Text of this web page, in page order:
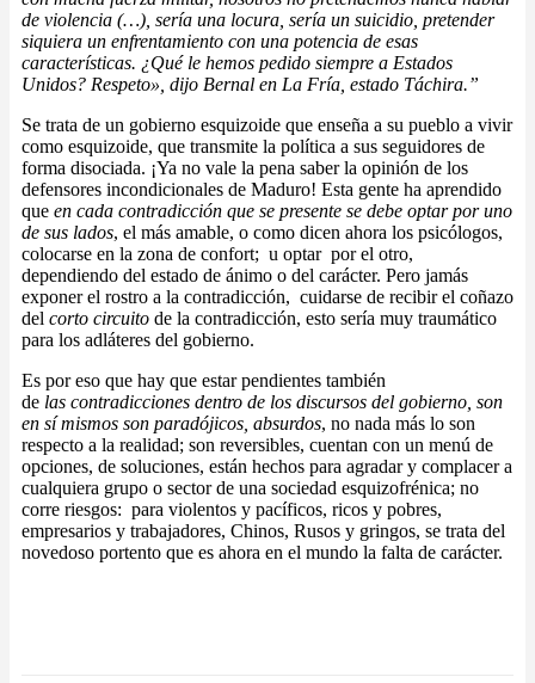
de violencia (…), sería una locura, sería un suicidio, pretender
siquiera un enfrentamiento con una potencia de esas
características. ¿Qué le hemos pedido siempre a Estados
Unidos? Respeto», dijo Bernal en La Fría, estado Táchira.”
Se trata de un gobierno esquizoide que enseña a su pueblo a vivir
como esquizoide, que transmite la política a sus seguidores de
forma disociada. ¡Ya no vale la pena saber la opinión de los
defensores incondicionales de Maduro! Esta gente ha aprendido
que en cada contradicción que se presente se debe optar por uno
de sus lados, el más amable, o como dicen ahora los psicólogos,
colocarse en la zona de confort; u optar por el otro,
dependiendo del estado de ánimo o del carácter. Pero jamás
exponer el rostro a la contradicción, cuidarse de recibir el coñazo
del corto circuito de la contradicción, esto sería muy traumático
para los adláteres del gobierno.
Es por eso que hay que estar pendientes también
de las contradicciones dentro de los discursos del gobierno, son
en sí mismos son paradójicos, absurdos, no nada más lo son
respecto a la realidad; son reversibles, cuentan con un menú de
opciones, de soluciones, están hechos para agradar y complacer a
cualquiera grupo o sector de una sociedad esquizofrénica; no
corre riesgos: para violentos y pacíficos, ricos y pobres,
empresarios y trabajadores, Chinos, Rusos y gringos, se trata del
novedoso portento que es ahora en el mundo la falta de carácter.